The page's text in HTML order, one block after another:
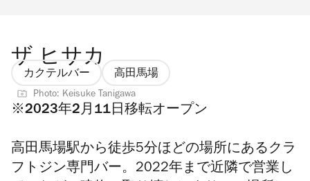
ザ ヒサカ
カクテルバー 高田馬場
Photo: Keisuke Tanigawa
※2023年2月11日移転オープン
高田馬場駅から徒歩5分ほどの場所にあるクラ
フトジン専門バー。 2022年まで近隣で営業し